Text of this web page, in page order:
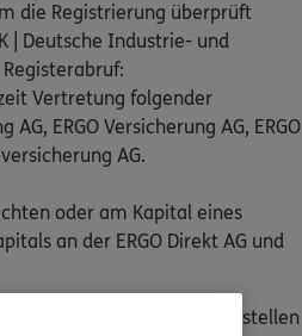
die Registrierung überprüft
| Deutsche Industrie- und
Vertretung folgender
ERGO Versicherung AG, ERGO
AG.
oder am Kapital eines
an der ERGO Direkt AG und
als Streitbeilegungsstellen